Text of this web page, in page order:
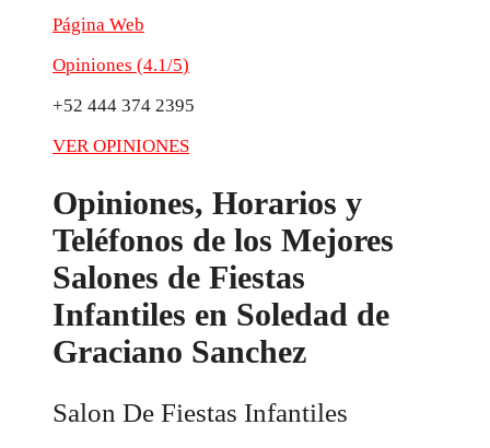
Página Web
Opiniones (4.1/5)
+52 444 374 2395
VER OPINIONES
Opiniones, Horarios y
Teléfonos de los Mejores
Salones de Fiestas
Infantiles en Soledad de
Graciano Sanchez
Salon De Fiestas Infantiles